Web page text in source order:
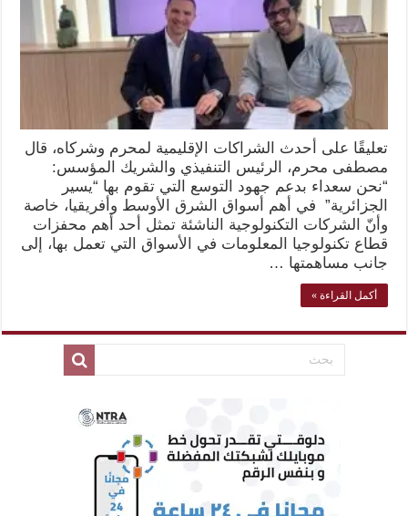
تعليقًا على أحدث الشراكات الإقليمية لمحرم وشركاه، قال
مصطفى محرم، الرئيس التنفيذي والشريك المؤسس:
“نحن سعداء بدعم جهود التوسع التي تقوم بها “يسير
الجزائرية” في أهم أسواق الشرق الأوسط وأفريقيا، خاصة
وأنّ الشركات التكنولوجية الناشئة تمثل أحد أهم محفزات
قطاع تكنولوجيا المعلومات في الأسواق التي تعمل بها، إلى
جانب مساهمتها …
أكمل القراءة »